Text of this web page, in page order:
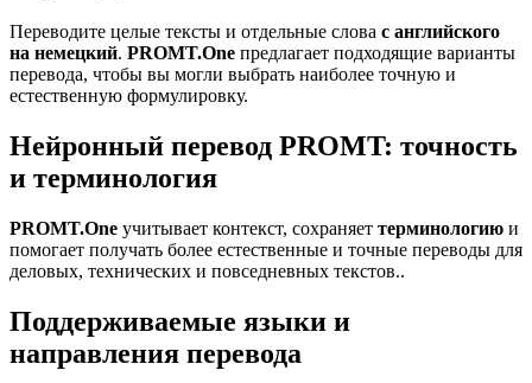
Переводите целые тексты и отдельные слова с английского
на немецкий. PROMT.One предлагает подходящие варианты
перевода, чтобы вы могли выбрать наиболее точную и
естественную формулировку.
Нейронный перевод PROMT: точность
и терминология
PROMT.One учитывает контекст, сохраняет терминологию и
помогает получать более естественные и точные переводы для
деловых, технических и повседневных текстов..
Поддерживаемые языки и
направления перевода